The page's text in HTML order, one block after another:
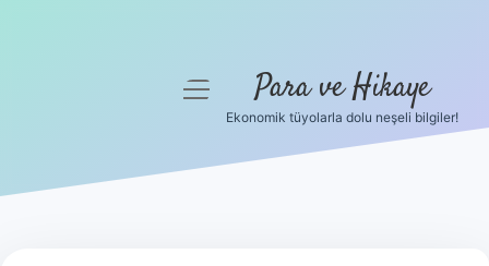
menüyü
Para ve Hikaye
Ekonomik tüyolarla dolu neşeli bilgiler!